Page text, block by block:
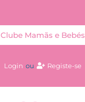
Login ou Registe-se
Clube Mamãs e Bebés